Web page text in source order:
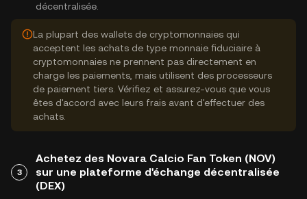
décentralisée.
La plupart des wallets de cryptomonnaies qui
acceptent les achats de type monnaie fiduciaire à
cryptomonnaies ne prennent pas directement en
charge les paiements, mais utilisent des processeurs
de paiement tiers. Vérifiez et assurez-vous que vous
êtes d'accord avec leurs frais avant d'effectuer des
achats.
3
Achetez des Novara Calcio Fan Token (NOV)
sur une plateforme d'échange décentralisée
(DEX)